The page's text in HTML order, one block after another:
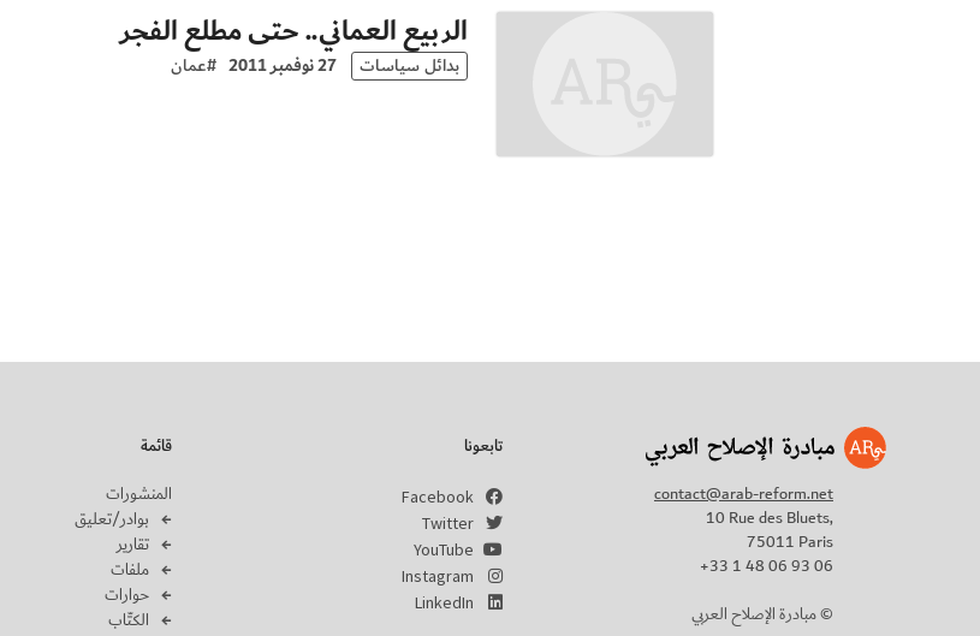
الربيع العماني.. حتى مطلع الفجر
بدائل سياسات 27 نوفمبر 2011 #عمان
contact@arab-reform.net
10 Rue des Bluets,
75011 Paris
+33 1 48 06 93 06
مبادرة الإصلاح العربي ©
تابعونا
Facebook
Twitter
YouTube
Instagram
LinkedIn
قائمة
المنشورات
بوادر/تعليق
تقارير
ملفات
حوارات
الكتّاب